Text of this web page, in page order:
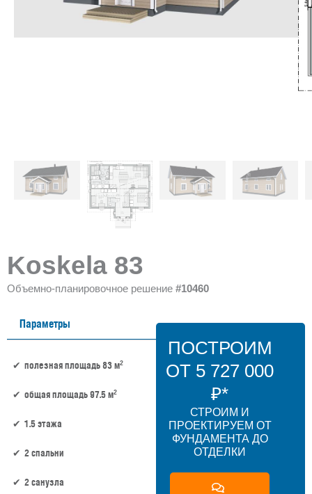
Koskela 83
Объемно-планировочное решение #10460
Параметры
полезная площадь 83 м2
общая площадь 97.5 м2
1.5 этажа
2 спальни
2 санузла
ПОСТРОИМ
ОТ 5 727 000
₽*
СТРОИМ И
ПРОЕКТИРУЕМ ОТ
ФУНДАМЕНТА ДО
ОТДЕЛКИ